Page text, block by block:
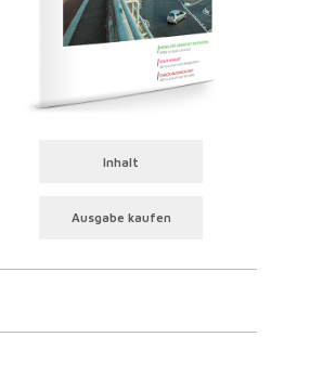
Inhalt
Ausgabe kaufen